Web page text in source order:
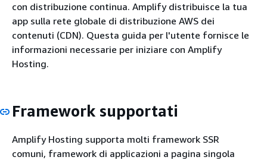
con distribuzione continua. Amplify distribuisce la tua
app sulla rete globale di distribuzione AWS dei
contenuti (CDN). Questa guida per l'utente fornisce le
informazioni necessarie per iniziare con Amplify
Hosting.
Framework supportati
Amplify Hosting supporta molti framework SSR
comuni, framework di applicazioni a pagina singola